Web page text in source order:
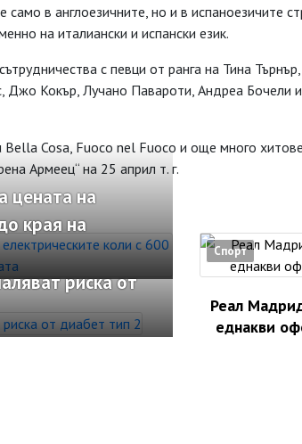
в англоезичните, но и в испаноезичите
на италиански и испански език.
с певци от ранга на Тина Търнър,
Джо Кокър, Лучано Павароти, Андреа Бочели и
Cosa, Fuoco nel Fuoco и още много
Армеец“ на 25 април т. г.
цената на
края на
риска от
Спорт
Реал
еднакви